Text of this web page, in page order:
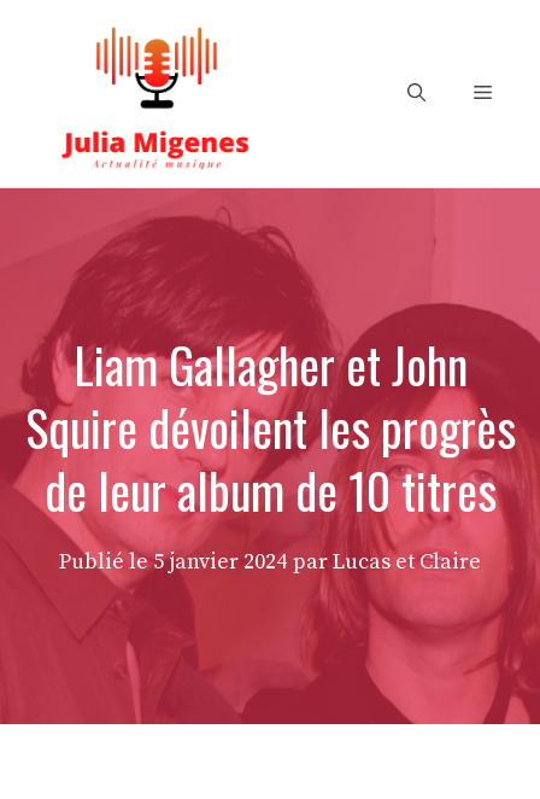
Menu
Liam Gallagher et John
Squire dévoilent les progrès
de leur album de 10 titres
Publié le5 janvier 2024 par Lucas et Claire